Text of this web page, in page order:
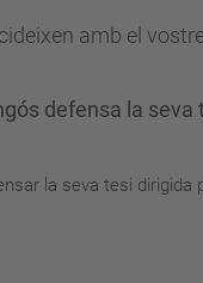
amb el
defensa la
la seva tesi dirigida